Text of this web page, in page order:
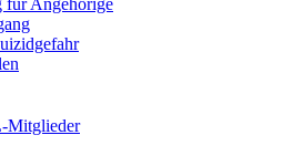
Mitglieder